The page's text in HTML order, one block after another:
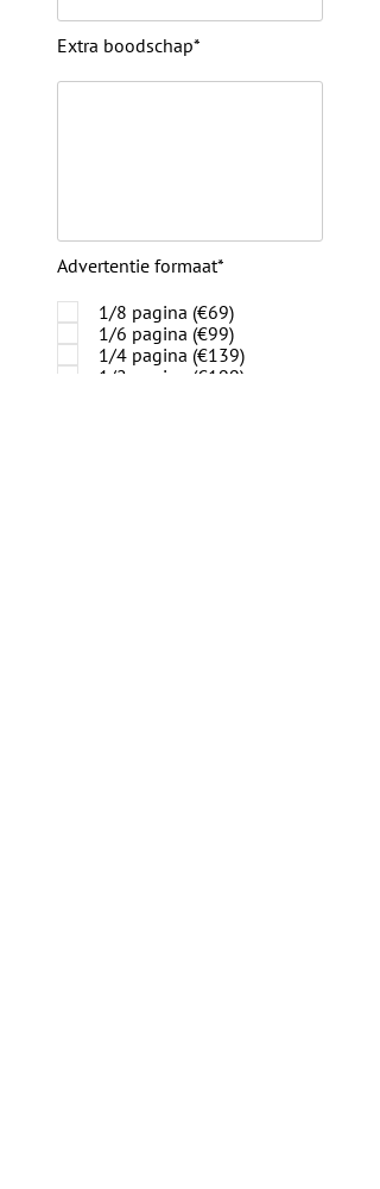
Extra boodschap*
Advertentie formaat*
1/8 pagina (€69)
1/6 pagina (€99)
1/4 pagina (€139)
1/2 pagina (€199)